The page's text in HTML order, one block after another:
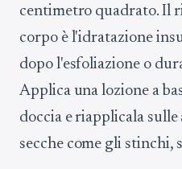
centimetro quadrato. Il
corpo è l'idratazione
dopo l'esfoliazione o
Applica una lozione a
doccia e riapplicala
secche come gli stinchi,